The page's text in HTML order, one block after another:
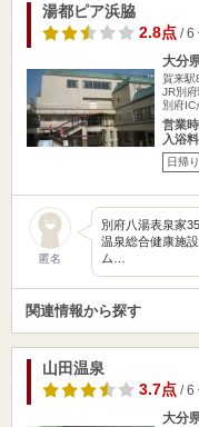
湯都ピア浜脇
2.8点/ 6
大分
賀来駅
JR別
別府IC
営業
入浴
日帰り
匿名
別府八湯表泉家
温泉総合健康施
ム…
関連情報から探す
山田温泉
3.7点/ 6
大分